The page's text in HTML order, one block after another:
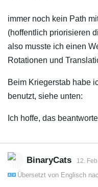
immer noch kein Path
(hoffentlich priorisieren
also musste ich einen
Rotationen und
Beim Kriegerstab habe
benutzt, siehe unten:
Ich hoffe, das
BinaryCats 12.
Übersetzt von Englisch